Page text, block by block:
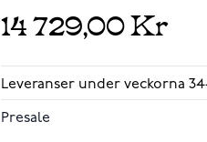
14 729,00 Kr
Leveranser under veckorna
Presale